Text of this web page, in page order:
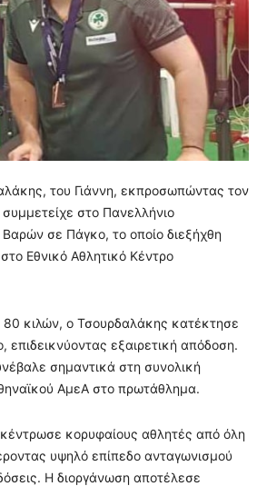
του Γιάννη, εκπροσωπώντας τον
στο Πανελλήνιο
σε Πάγκο, το οποίο διεξήχθη
Εθνικό Αθλητικό Κέντρο
80 κιλών, ο Τσουρδαλάκης κατέκτησε
επιδεικνύοντας εξαιρετική απόδοση.
σημαντικά στη συνολική
ΑμεΑ στο πρωτάθλημα.
κορυφαίους αθλητές από όλη
υψηλό επίπεδο ανταγωνισμού
Η διοργάνωση αποτέλεσε